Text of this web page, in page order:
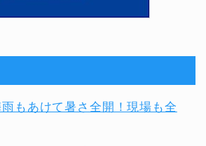
雨もあけて暑さ全開！現場も全